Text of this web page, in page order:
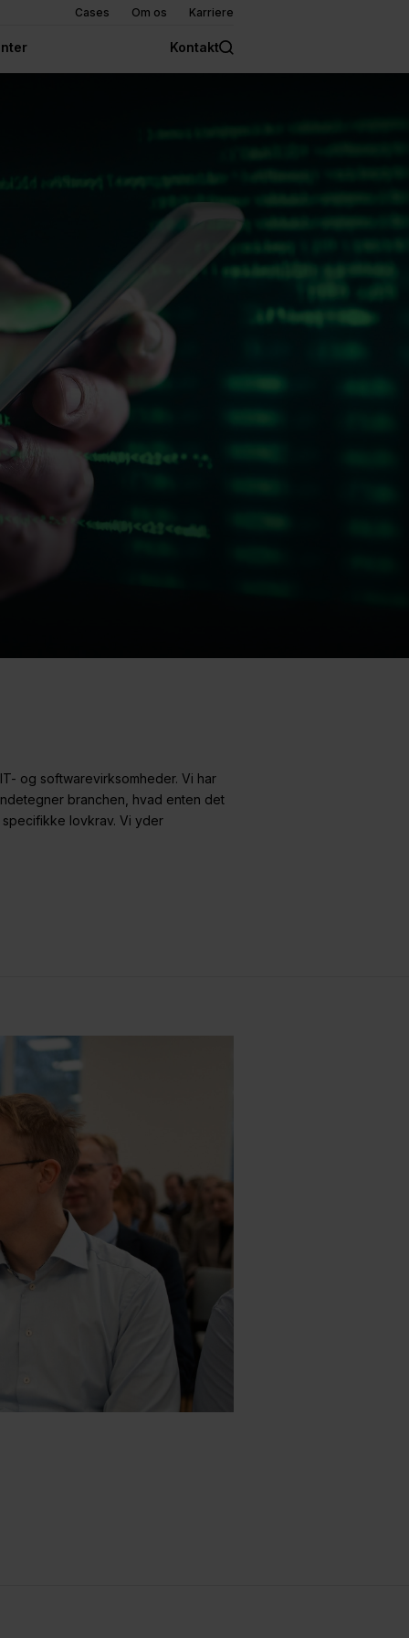
Cases Om os Karriere
Kontakt
og softwarevirksomheder. Vi har
branchen, hvad enten det
lovkrav. Vi yder